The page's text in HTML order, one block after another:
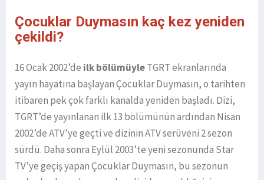
Çocuklar Duymasın kaç kez yeniden
çekildi?
16 Ocak 2002’de ilk bölümüyleTGRT ekranlarında
yayın hayatına başlayan Çocuklar Duymasın, o tarihten
itibaren pek çok farklı kanalda yeniden başladı. Dizi,
TGRT’de yayınlanan ilk 13 bölümünün ardından Nisan
2002’de ATV’ye geçti ve dizinin ATV serüveni 2 sezon
sürdü. Daha sonra Eylül 2003’te yeni sezonunda Star
TV’ye geçiş yapan Çocuklar Duymasın, bu sezonun